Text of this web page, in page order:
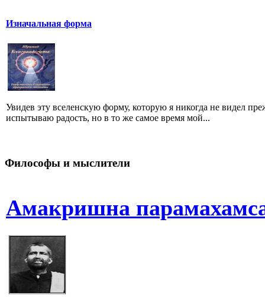
Изначальная форма
Увидев эту вселенскую форму, которую я никогда не видел
испытываю радость, но в то же самое время мой...
Философы и мыслители
Амакришна